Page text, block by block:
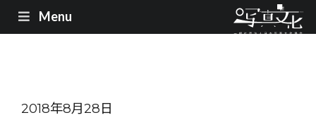
Menu
2018年8月28日